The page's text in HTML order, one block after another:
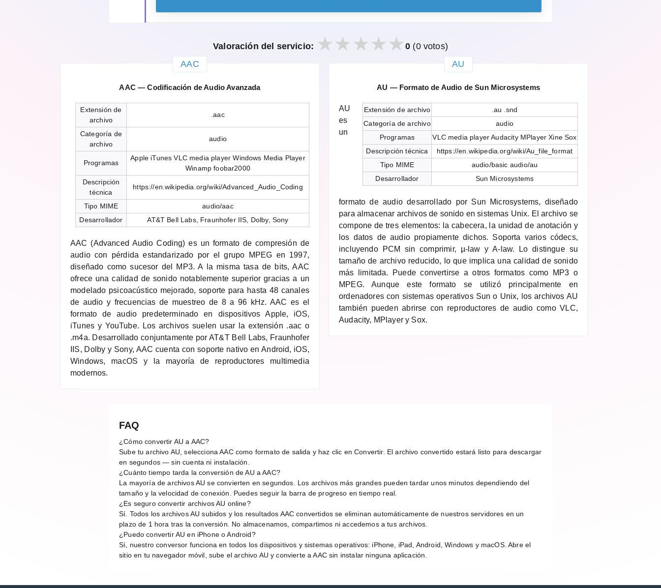
Valoración del servicio: 0 (0 votos)
AAC
AAC — Codificación de Audio Avanzada
Extensión de
archivo
.aac
Categoría de
archivo
audio
Programas
Apple iTunes VLC media player Windows Media Player
Winamp foobar2000
Descripción
técnica
https://en.wikipedia.org/wiki/Advanced_Audio_Coding
Tipo MIME
audio/aac
Desarrollador
AT&T Bell Labs, Fraunhofer IIS, Dolby, Sony
AAC (Advanced Audio Coding) es un formato de compresión de
audio con pérdida estandarizado por el grupo MPEG en 1997,
diseñado como sucesor del MP3. A la misma tasa de bits, AAC
ofrece una calidad de sonido notablemente superior gracias a un
modelado psicoacústico mejorado, soporte para hasta 48 canales
de audio y frecuencias de muestreo de 8 a 96 kHz. AAC es el
formato de audio predeterminado en dispositivos Apple, iOS,
iTunes y YouTube. Los archivos suelen usar la extensión .aac o
.m4a. Desarrollado conjuntamente por AT&T Bell Labs, Fraunhofer
IIS, Dolby y Sony, AAC cuenta con soporte nativo en Android, iOS,
Windows, macOS y la mayoría de reproductores multimedia
modernos.
AU
AU — Formato de Audio de Sun Microsystems
Extensión de archivo
.au .snd
Categoría de archivo
audio
Programas
VLC media player Audacity MPlayer Xine Sox
Descripción técnica
https://en.wikipedia.org/wiki/Au_file_format
Tipo MIME
audio/basic audio/au
Desarrollador
Sun Microsystems
AU
es
un
formato de audio desarrollado por Sun Microsystems, diseñado
para almacenar archivos de sonido en sistemas Unix. El archivo se
compone de tres elementos: la cabecera, la unidad de anotación y
los datos de audio propiamente dichos. Soporta varios códecs,
incluyendo PCM sin comprimir, µ-law y A-law. Lo distingue su
tamaño de archivo reducido, lo que implica una calidad de sonido
más limitada. Puede convertirse a otros formatos como MP3 o
MPEG. Aunque este formato se utilizó principalmente en
ordenadores con sistemas operativos Sun o Unix, los archivos AU
también pueden abrirse con reproductores de audio como VLC,
Audacity, MPlayer y Sox.
FAQ
¿Cómo convertir AU a AAC?
Sube tu archivo AU, selecciona AAC como formato de salida y haz clic en Convertir. El archivo convertido estará listo para descargar
en segundos — sin cuenta ni instalación.
¿Cuánto tiempo tarda la conversión de AU a AAC?
La mayoría de archivos AU se convierten en segundos. Los archivos más grandes pueden tardar unos minutos dependiendo del
tamaño y la velocidad de conexión. Puedes seguir la barra de progreso en tiempo real.
¿Es seguro convertir archivos AU online?
Sí. Todos los archivos AU subidos y los resultados AAC convertidos se eliminan automáticamente de nuestros servidores en un
plazo de 1 hora tras la conversión. No almacenamos, compartimos ni accedemos a tus archivos.
¿Puedo convertir AU en iPhone o Android?
Sí, nuestro conversor funciona en todos los dispositivos y sistemas operativos: iPhone, iPad, Android, Windows y macOS. Abre el
sitio en tu navegador móvil, sube el archivo AU y convierte a AAC sin instalar ninguna aplicación.